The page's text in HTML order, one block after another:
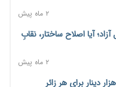
۱ روز پیش
شدن مستأجران
راهبرد تأمین کالاهای
۲ ماه پیش
آیا اصلاح ساختار، نقابِ
۲ ماه پیش